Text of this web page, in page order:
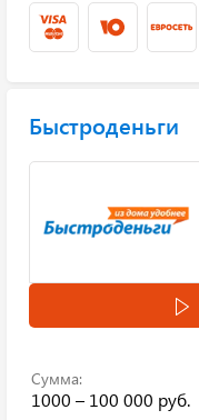
Быстроденьги
Сумма:
1000 – 100 000 руб.